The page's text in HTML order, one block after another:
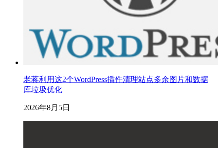
老蒋利用这2个WordPress插件清理站点多余图片和数据
库垃圾优化
2026年8月5日